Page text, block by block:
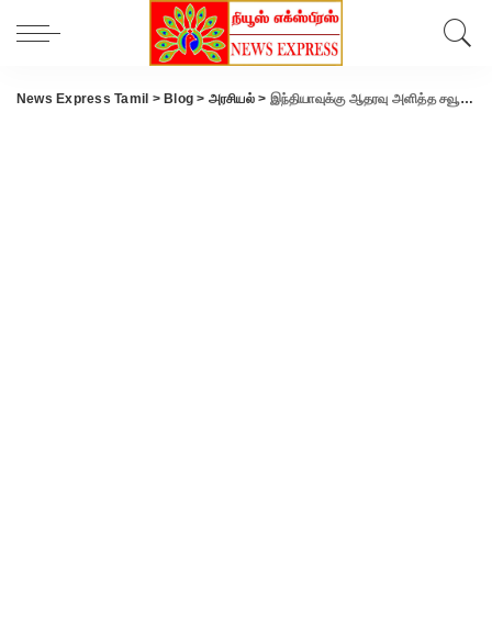
News Express Tamil > Blog > அரசியல்> இந்தியாவுக்கு ஆதரவு அளித்த சவூதி அரேபியா… கைகொடுக்கும் உலக நாடுகள்.!!